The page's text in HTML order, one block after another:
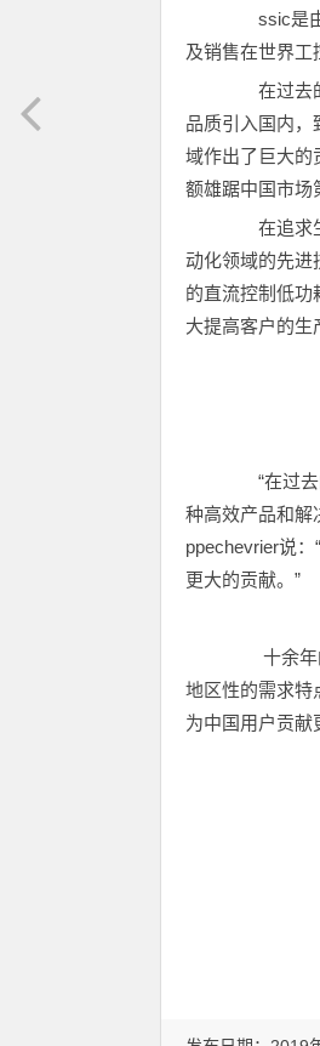
ssic是由
及销售在世界工
在过去的
品质引入国内，
域作出了巨大的
额雄踞中国市场
在追求生
动化领域的先进
的直流控制低功
大提高客户的生
“在过去
种高效产品和解
ppechevrier说
更大的贡献。”
十余年的
地区性的需求特
为中国用户贡献